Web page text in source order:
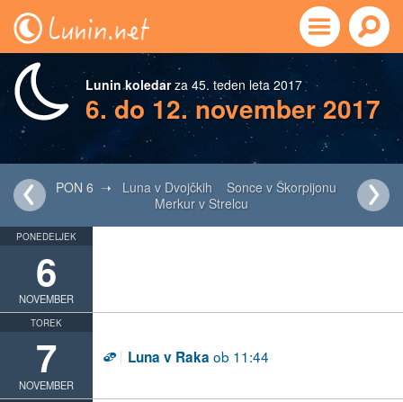
Lunin koledarza 45. teden leta 2017
6. do 12. november 2017
PON 6 ➝ Luna v Dvojčkih
Sonce v Škorpijonu
Merkur v Strelcu
PONEDELJEK
6
NOVEMBER
TOREK
7
NOVEMBER
D Luna v Raka ob 11:44